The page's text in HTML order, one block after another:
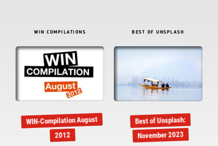
WIN COMPILATIONS
WIN-Compilation August
2012
BEST OF UNSPLASH
Best of Unsplash:
November 2023